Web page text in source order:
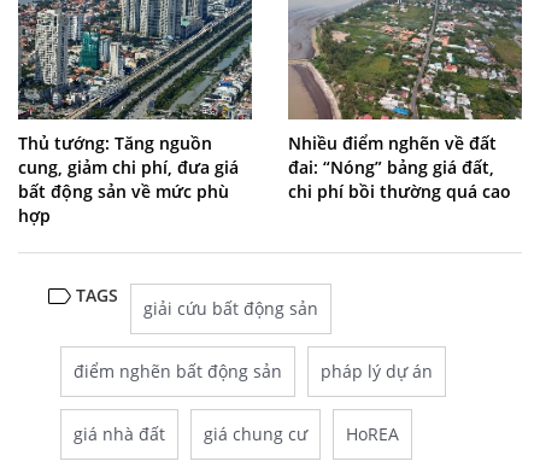
Thủ tướng: Tăng nguồn
cung, giảm chi phí, đưa giá
bất động sản về mức phù
hợp
Nhiều điểm nghẽn về đất
đai: “Nóng” bảng giá đất,
chi phí bồi thường quá cao
TAGS
giải cứu bất động sản
điểm nghẽn bất động sản pháp lý dự án
giá nhà đất giá chung cư HoREA